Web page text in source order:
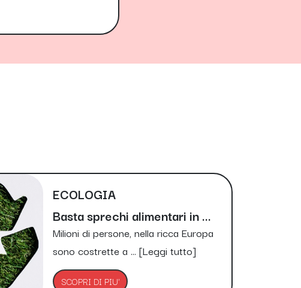
ECOLOGIA
Basta sprechi alimentari in ...
Milioni di persone, nella ricca Europa
sono costrette a ... [Leggi tutto]
SCOPRI DI PIU'